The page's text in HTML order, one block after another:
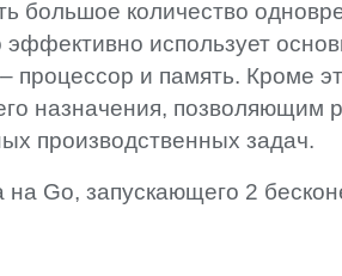
большое количество
эффективно использует
процессор и память. Кроме
назначения, позволяющим
производственных задач.
на Go, запускающего 2